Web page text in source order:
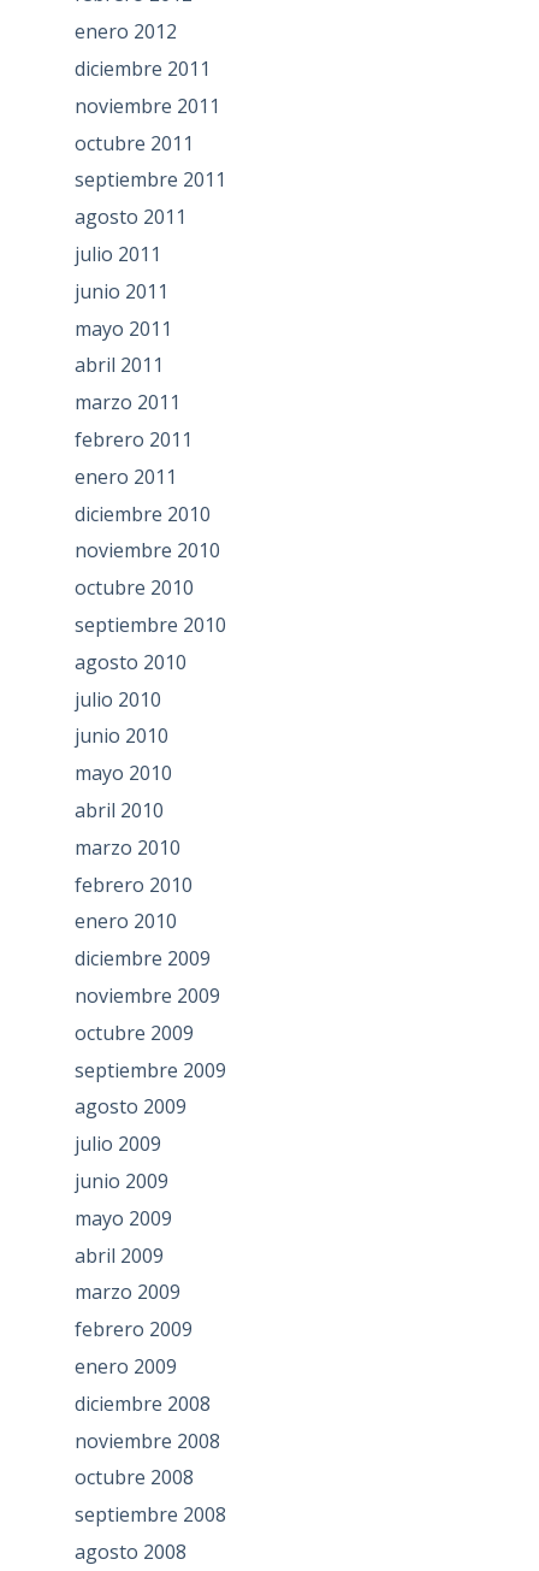
enero 2012
diciembre 2011
noviembre 2011
octubre 2011
septiembre 2011
agosto 2011
julio 2011
junio 2011
mayo 2011
abril 2011
marzo 2011
febrero 2011
enero 2011
diciembre 2010
noviembre 2010
octubre 2010
septiembre 2010
agosto 2010
julio 2010
junio 2010
mayo 2010
abril 2010
marzo 2010
febrero 2010
enero 2010
diciembre 2009
noviembre 2009
octubre 2009
septiembre 2009
agosto 2009
julio 2009
junio 2009
mayo 2009
abril 2009
marzo 2009
febrero 2009
enero 2009
diciembre 2008
noviembre 2008
octubre 2008
septiembre 2008
agosto 2008